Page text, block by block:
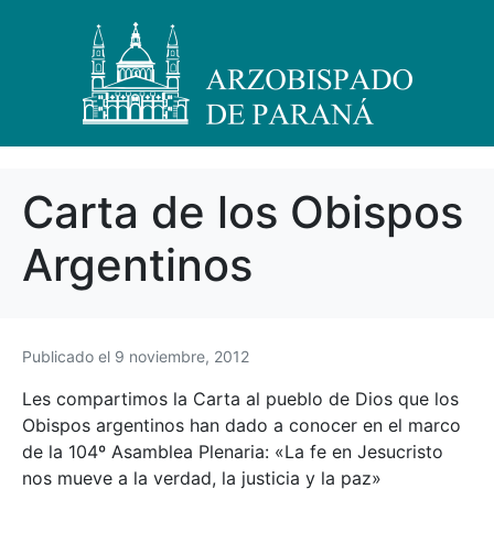
Carta de los Obispos
Argentinos
Publicado el 9 noviembre, 2012
Les compartimos la Carta al pueblo de Dios que los
Obispos argentinos han dado a conocer en el marco
de la 104º Asamblea Plenaria: «La fe en Jesucristo
nos mueve a la verdad, la justicia y la paz»